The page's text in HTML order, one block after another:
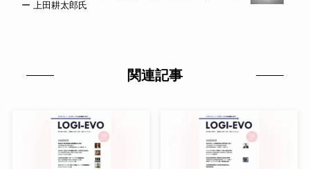
ー 上田耕太郎氏
関連記事